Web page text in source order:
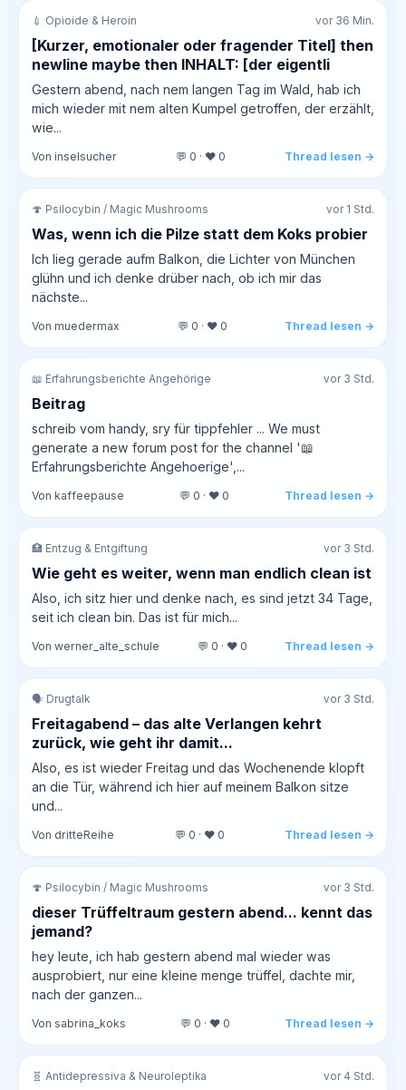
💉 Opioide & Heroin vor 36 Min.
[Kurzer, emotionaler oder fragender Titel] then
newline maybe then INHALT: [der eigentli
Gestern abend, nach nem langen Tag im Wald, hab ich
mich wieder mit nem alten Kumpel getroffen, der erzählt,
wie...
Von inselsucher 💬 0 · ❤️ 0 Thread lesen →
🍄 Psilocybin / Magic Mushrooms vor 1 Std.
Was, wenn ich die Pilze statt dem Koks probier
Ich lieg gerade aufm Balkon, die Lichter von München
glühn und ich denke drüber nach, ob ich mir das
nächste...
Von muedermax 💬 0 · ❤️ 0 Thread lesen →
📖 Erfahrungsberichte Angehörige vor 3 Std.
Beitrag
schreib vom handy, sry für tippfehler ... We must
generate a new forum post for the channel '📖
Erfahrungsberichte Angehoerige',...
Von kaffeepause 💬 0 · ❤️ 0 Thread lesen →
🏥 Entzug & Entgiftung vor 3 Std.
Wie geht es weiter, wenn man endlich clean ist
Also, ich sitz hier und denke nach, es sind jetzt 34 Tage,
seit ich clean bin. Das ist für mich...
Von werner_alte_schule 💬 0 · ❤️ 0 Thread lesen →
🗣️ Drugtalk vor 3 Std.
Freitagabend – das alte Verlangen kehrt
zurück, wie geht ihr damit...
Also, es ist wieder Freitag und das Wochenende klopft
an die Tür, während ich hier auf meinem Balkon sitze
und...
Von dritteReihe 💬 0 · ❤️ 0 Thread lesen →
🍄 Psilocybin / Magic Mushrooms vor 3 Std.
dieser Trüffeltraum gestern abend... kennt das
jemand?
hey leute, ich hab gestern abend mal wieder was
ausprobiert, nur eine kleine menge trüffel, dachte mir,
nach der ganzen...
Von sabrina_koks 💬 0 · ❤️ 0 Thread lesen →
🧬 Antidepressiva & Neuroleptika vor 4 Std.